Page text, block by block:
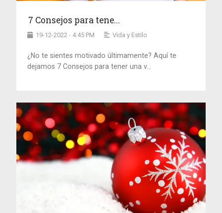
7 Consejos para tene...
19-12-2022 - 4:45 PM Vida y Estilo
¿No te sientes motivado últimamente? Aquí te
dejamos 7 Consejos para tener una v...